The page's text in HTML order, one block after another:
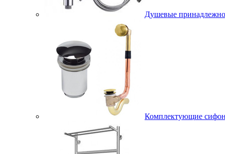
Душевые
Комплектующие